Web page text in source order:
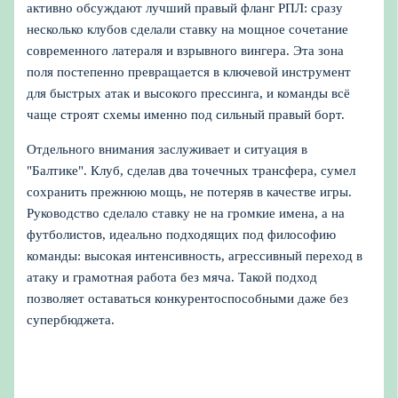
активно обсуждают лучший правый фланг РПЛ: сразу
несколько клубов сделали ставку на мощное сочетание
современного латераля и взрывного вингера. Эта зона
поля постепенно превращается в ключевой инструмент
для быстрых атак и высокого прессинга, и команды всё
чаще строят схемы именно под сильный правый борт.
Отдельного внимания заслуживает и ситуация в
"Балтике". Клуб, сделав два точечных трансфера, сумел
сохранить прежнюю мощь, не потеряв в качестве игры.
Руководство сделало ставку не на громкие имена, а на
футболистов, идеально подходящих под философию
команды: высокая интенсивность, агрессивный переход в
атаку и грамотная работа без мяча. Такой подход
позволяет оставаться конкурентоспособными даже без
супербюджета.